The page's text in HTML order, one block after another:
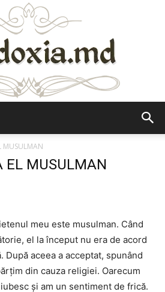
MUSULMAN
EL MUSULMAN
meu este musulman. Când
el la început nu era de acord
După aceea a acceptat, spunând
din cauza religiei. Oarecum
şi am un sentiment de frică.